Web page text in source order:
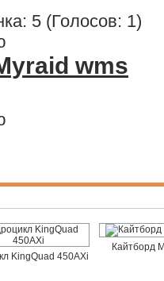
5 (Голосов: 1)
wms
KingQuad 450AXi
Кайтборд